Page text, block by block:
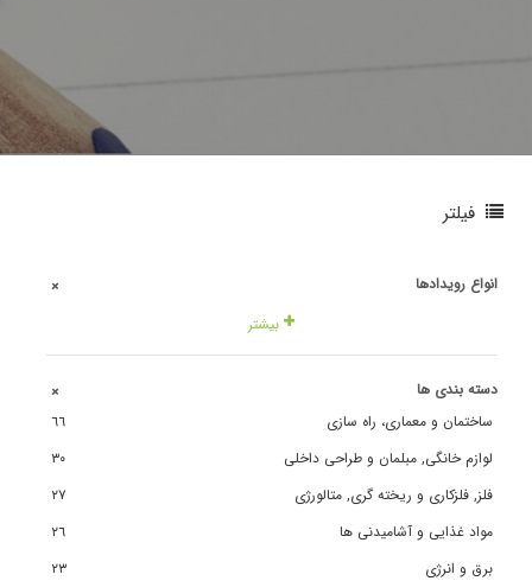
فیلتر
انواع رویدادها +
بیشتر
دسته بندی ها +
ساختمان و معماری، راه سازی
٦٦
لوازم خانگی, مبلمان و طراحی داخلی
٣٠
فلز, فلزکاری و ریخته گری, متالورژی
٢٧
مواد غذایی و آشامیدنی ها
٢٦
برق و انرژی
٢٣